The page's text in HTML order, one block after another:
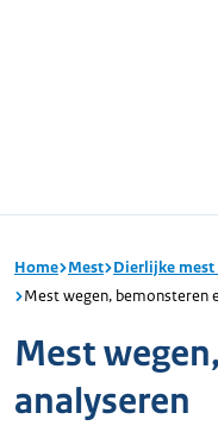
Home Mest Dierlijke mest
Mest wegen, bemonsteren
Mest
analyseren